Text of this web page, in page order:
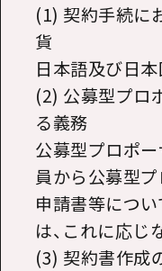
(1) 契約手続に
貨
日本語及び日
(2) 公募型プロ
る義務
公募型プロポ
員から公募型
申請書等につ
は、これに応じ
(3) 契約書作成